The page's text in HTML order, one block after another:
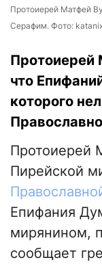
Протоиерей Матфей
Серафим. Фото:
Протоиерей
что
которого
Протоиерей
Пирейской
Епифания
мирянином,
сообщает